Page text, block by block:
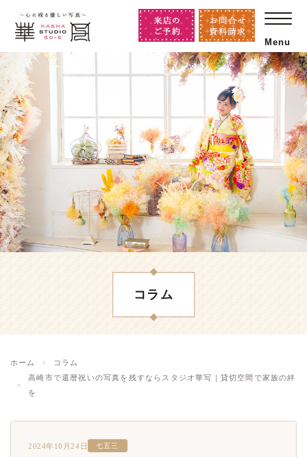
Menu
コラム
ホーム
コラム
高崎市で還暦祝いの写真を残すならスタジオ華写｜貸切空間で家族の絆
を
2024年10月24日 七五三